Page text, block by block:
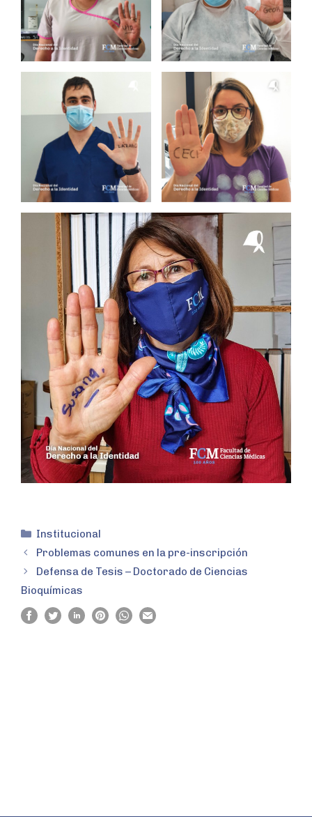
Institucional
Problemas comunes en la pre-inscripción
Defensa de Tesis – Doctorado de Ciencias
Bioquímicas